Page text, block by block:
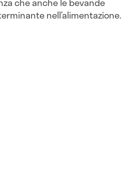
nell’alimentazione.